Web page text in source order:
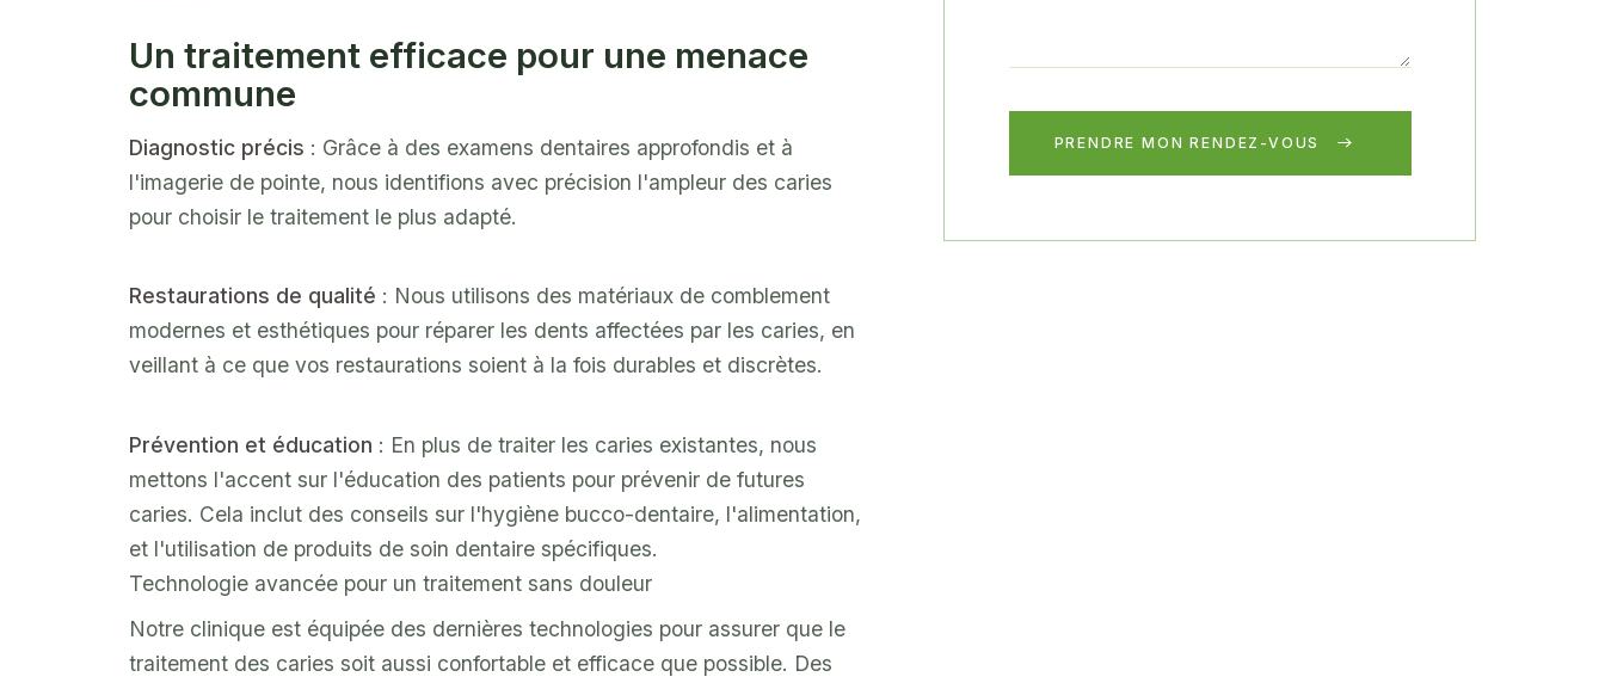
Un traitement efficace pour une menace
commune
Diagnostic précis : Grâce à des examens dentaires approfondis et à
l'imagerie de pointe, nous identifions avec précision l'ampleur des caries
pour choisir le traitement le plus adapté.
Restaurations de qualité : Nous utilisons des matériaux de comblement
modernes et esthétiques pour réparer les dents affectées par les caries, en
veillant à ce que vos restaurations soient à la fois durables et discrètes.
Prévention et éducation : En plus de traiter les caries existantes, nous
mettons l'accent sur l'éducation des patients pour prévenir de futures
caries. Cela inclut des conseils sur l'hygiène bucco-dentaire, l'alimentation,
et l'utilisation de produits de soin dentaire spécifiques.
Technologie avancée pour un traitement sans douleur
Notre clinique est équipée des dernières technologies pour assurer que le
traitement des caries soit aussi confortable et efficace que possible. Des